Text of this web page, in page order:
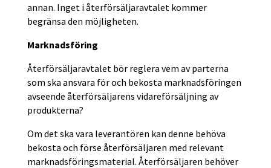
annan. Inget i återförsäljaravtalet kommer
begränsa den möjligheten.
Marknadsföring
Återförsäljaravtalet bör reglera vem av parterna
som ska ansvara för och bekosta marknadsföringen
avseende återförsäljarens vidareförsäljning av
produkterna?
Om det ska vara leverantören kan denne behöva
bekosta och förse återförsäljaren med relevant
marknadsföringsmaterial. Återförsäljaren behöver